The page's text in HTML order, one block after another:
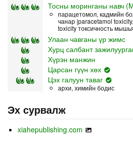
Тосны моринганы навч
парацетомол, кадмийн
чанар |paracetamol
toxicity токсичность
Улаан чавганы үр жимс
Хурц салбант
Хүрэн манжин
Царсан гүүн хөх
Цэх галуун таваг
архи, химийн бодис
Эх сурвалж
xiahepublishing.com